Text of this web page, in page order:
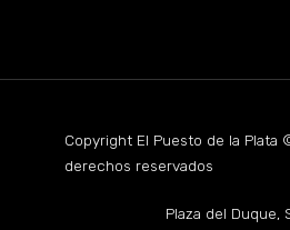
Copyright El Puesto de la Plata
derechos reservados
Plaza del Duque,